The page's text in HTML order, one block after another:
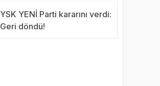
YSK YENİ Parti kararını verdi:
Geri döndü!